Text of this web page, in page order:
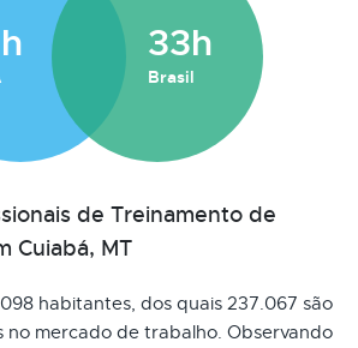
33h
Brasil
de Treinamento de
Cuiabá, MT
habitantes, dos quais 237.067 são
no mercado de trabalho. Observando